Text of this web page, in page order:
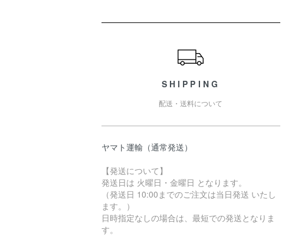
SHIPPING
配送・送料について
ヤマト運輸（通常発送）
【発送について】
発送日は 火曜日・金曜日 となります。
（発送日 10:00までのご注文は当日発送 いたし
ます。）
日時指定なしの場合は、最短での発送となりま
す。